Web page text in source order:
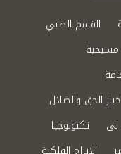
القسم الطبي
الحق والضلال
تكنولوجيا